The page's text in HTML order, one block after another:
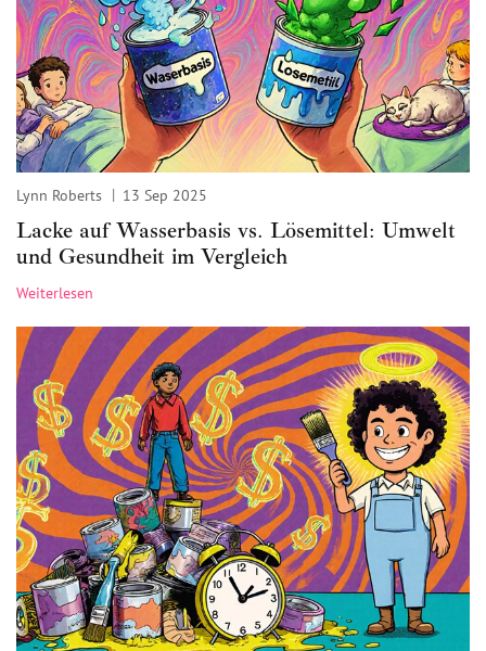
Lynn Roberts 13 Sep 2025
Lacke auf Wasserbasis vs. Lösemittel: Umwelt
und Gesundheit im Vergleich
Weiterlesen